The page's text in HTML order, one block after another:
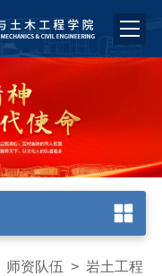
师资队伍 > 岩土工程